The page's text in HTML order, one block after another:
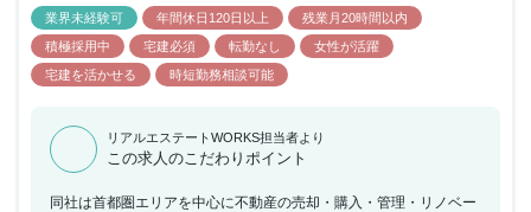
業界未経験可 年間休日120日以上
残業月20時間以内
積極採用中
宅建必須 転勤なし
女性が活躍
宅建を活かせる
時短勤務相談可能
リアルエステートWORKS担当者より
この求人のこだわりポイント
同社は首都圏エリアを中心に不動産の売却・購入・管理・リノベー